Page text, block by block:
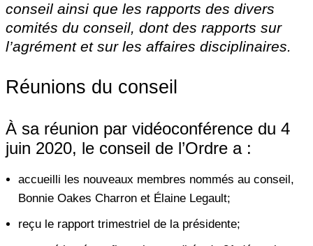
conseil ainsi que les rapports des divers
comités du conseil, dont des rapports sur
l’agrément et sur les affaires disciplinaires.
Réunions du conseil
À sa réunion par vidéoconférence du 4
juin 2020, le conseil de l’Ordre a :
accueilli les nouveaux membres nommés au conseil,
Bonnie Oakes Charron et Élaine Legault;
reçu le rapport trimestriel de la présidente;